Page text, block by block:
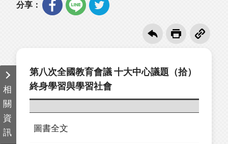
分享：
相
關
資
訊
第八次全國教育會議 十大中心議題（拾）
終身學習與學習社會
圖書全文